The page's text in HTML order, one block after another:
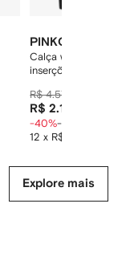
PINKO
Calça workwear com
inserções translúcidas
R$ 4.576
R$ 2.199
12 x R$ 183,25
-40%-20%
Explore mais